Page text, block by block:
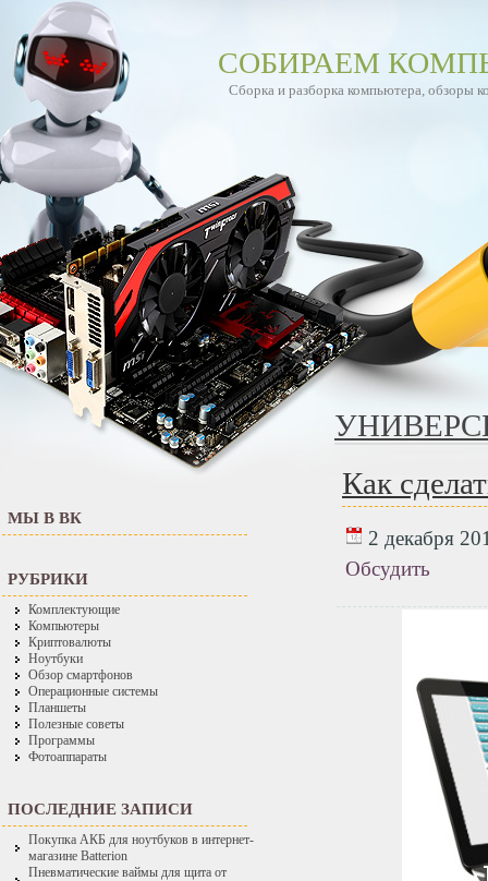
СОБИРАЕМ
Сборка и разборка компьютера, обзоры
МЫ В ВК
РУБРИКИ
Комплектующие
Компьютеры
Криптовалюты
Ноутбуки
Обзор смартфонов
Операционные системы
Планшеты
Полезные советы
Программы
Фотоаппараты
ПОСЛЕДНИЕ ЗАПИСИ
Покупка АКБ для ноутбуков в интернет-
магазине Batterion
Пневматические ваймы для щита от
Как
2 декабря
Обсудить